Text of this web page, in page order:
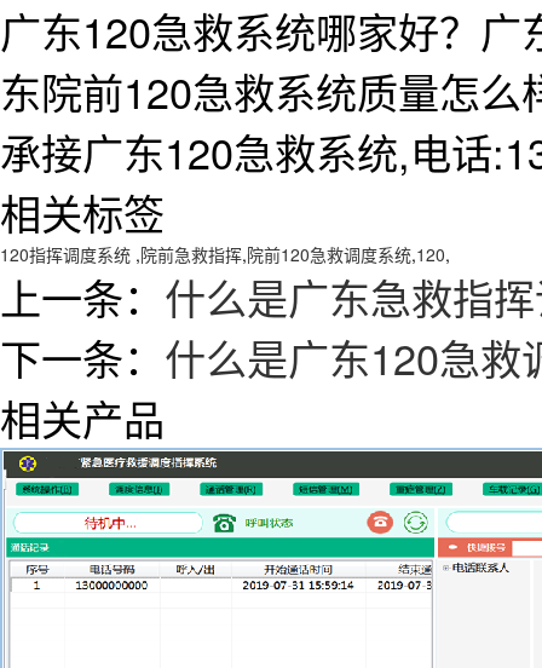
广东120急救系统哪家好？
东院前120急救系统质量怎
承接广东120急救系统,电话
相关标签
120指挥调度系统 ,院前急救指挥,院前120急救调度系统,120,
上一条： 什么是广东急救指
下一条： 什么是广东120急救
相关产品